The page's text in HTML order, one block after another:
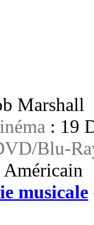
Marshall
: 19
Blu-
Américain
musicale